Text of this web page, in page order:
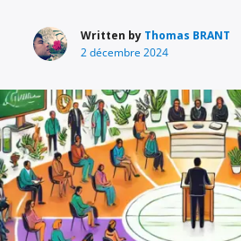
Written by Thomas BRANT
2 décembre 2024